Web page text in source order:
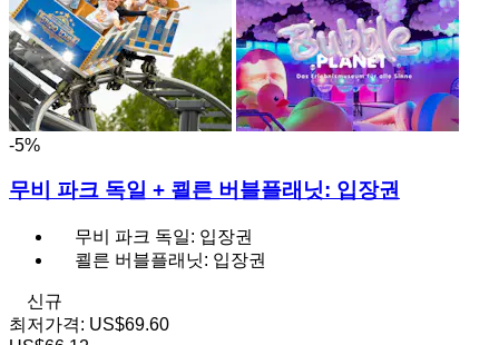
-5%
무비 파크 독일 + 쾰른 버블플래닛: 입장권
무비 파크 독일: 입장권
쾰른 버블플래닛: 입장권
신규
최저가격: US$69.60